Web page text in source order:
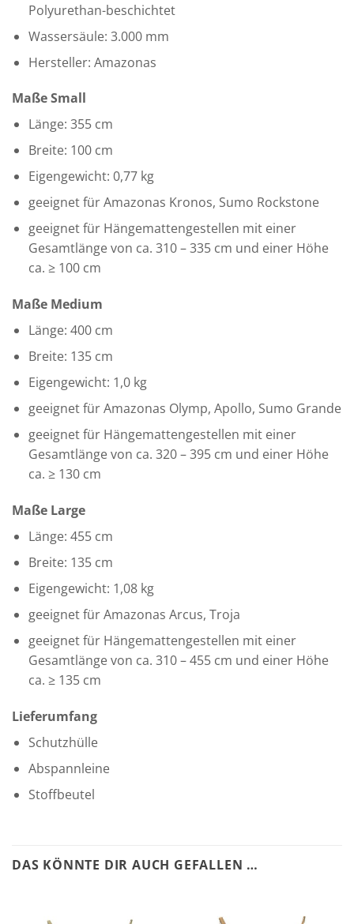
Polyurethan-beschichtet
Wassersäule: 3.000 mm
Hersteller: Amazonas
Maße Small
Länge: 355 cm
Breite: 100 cm
Eigengewicht: 0,77 kg
geeignet für Amazonas Kronos, Sumo Rockstone
geeignet für Hängemattengestellen mit einer
Gesamtlänge von ca. 310 – 335 cm und einer Höhe
ca. ≥ 100 cm
Maße Medium
Länge: 400 cm
Breite: 135 cm
Eigengewicht: 1,0 kg
geeignet für Amazonas Olymp, Apollo, Sumo Grande
geeignet für Hängemattengestellen mit einer
Gesamtlänge von ca. 320 – 395 cm und einer Höhe
ca. ≥ 130 cm
Maße Large
Länge: 455 cm
Breite: 135 cm
Eigengewicht: 1,08 kg
geeignet für Amazonas Arcus, Troja
geeignet für Hängemattengestellen mit einer
Gesamtlänge von ca. 310 – 455 cm und einer Höhe
ca. ≥ 135 cm
Lieferumfang
Schutzhülle
Abspannleine
Stoffbeutel
DAS KÖNNTE DIR AUCH GEFALLEN …